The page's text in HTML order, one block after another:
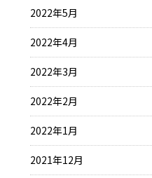
2022年5月
2022年4月
2022年3月
2022年2月
2022年1月
2021年12月